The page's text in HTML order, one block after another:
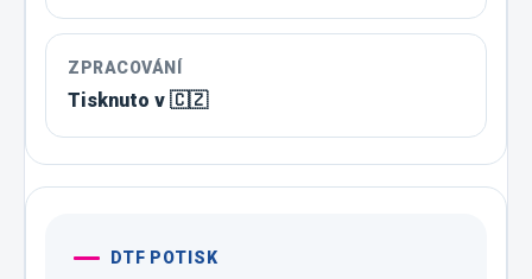
ZPRACOVÁNÍ
Tisknuto v 🇨🇿
DTF POTISK